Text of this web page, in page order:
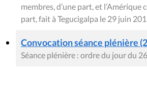
membres, d’une part, et l’Amérique
part, fait à Tegucigalpa le 29 juin
Convocation séance plénière
Séance plénière : ordre du jour du